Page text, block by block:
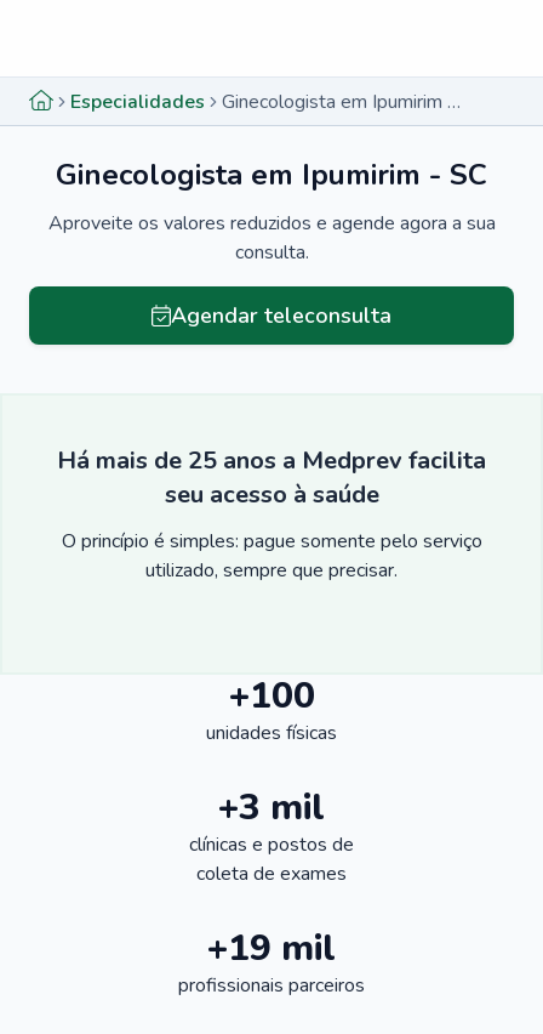
Especialidades Ginecologista em Ipumirim - SC
Ginecologista em Ipumirim - SC
Aproveite os valores reduzidos e agende agora a sua
consulta.
Agendar teleconsulta
Há mais de 25 anos a Medprev facilita
seu acesso à saúde
O princípio é simples: pague somente pelo serviço
utilizado, sempre que precisar.
+100
unidades físicas
+3 mil
clínicas e postos de
coleta de exames
+19 mil
profissionais parceiros